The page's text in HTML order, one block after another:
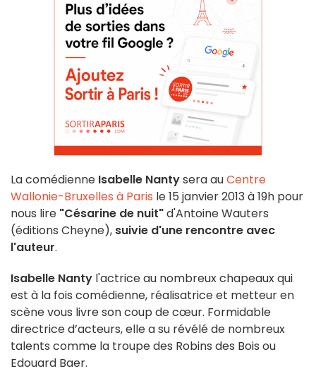
La comédienne Isabelle Nantysera auCentre
Wallonie-Bruxelles à Paris le 15 janvier 2013 à 19h pour
nous lire "Césarine de nuit"d'Antoine Wauters
(éditions Cheyne), suivie d'une rencontre avec
l'auteur.
Isabelle Nanty l'actrice au nombreux chapeaux qui
est à la fois comédienne, réalisatrice et metteur en
scène vous livre son coup de cœur. Formidable
directrice d’acteurs, elle a su révélé de nombreux
talents comme la troupe des Robins des Bois ou
Edouard Baer.